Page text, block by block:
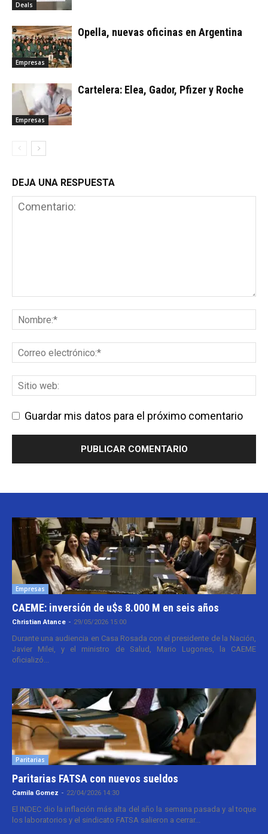
Deals
Empresas
Opella, nuevas oficinas en Argentina
Empresas
Cartelera: Elea, Gador, Pfizer y Roche
DEJA UNA RESPUESTA
Guardar mis datos para el próximo comentario
Empresas
CAEME: inversión de u$s 8.000 M en seis años
Christian Atance - 29/05/2026 15:00
Durante una audiencia en Casa Rosada con el presidente de la Nación,
Javier Milei, y el ministro de Salud, Mario Lugones, la CAEME
oficializó...
Paritarias
Paritarias FATSA con nuevos sueldos
Camila Gomez - 22/04/2026 14:30
El INDEC dio la inflación más alta del año la semana pasada y al toque
los laboratorios y el sindicato FATSA salieron a cerrar...